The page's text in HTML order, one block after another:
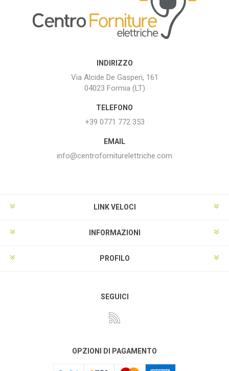
INDIRIZZO
Via Alcide De Gasperi, 161
04023 Formia (LT)
TELEFONO
+39 0771 772 353
EMAIL
info@centroforniturelettriche.com
LINK VELOCI
INFORMAZIONI
PROFILO
SEGUICI
OPZIONI DI PAGAMENTO